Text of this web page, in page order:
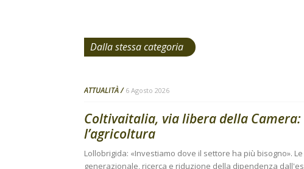
Dalla stessa categoria
ATTUALITÀ 6 Agosto 2026
Coltivaitalia, via libera della
l’agricoltura
Lollobrigida: «Investiamo dove il settore ha più bisogno».
generazionale, ricerca e riduzione della dipendenza